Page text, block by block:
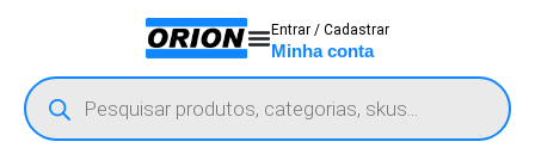
Entrar / Cadastrar
Minha conta